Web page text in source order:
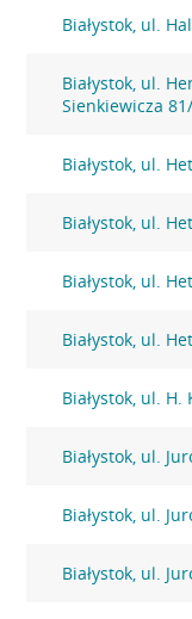
Białystok, ul.
Białystok, ul.
Sienkiewicza
Białystok, ul.
Białystok, ul.
Białystok, ul.
Białystok, ul.
Białystok, ul. H.
Białystok, ul.
Białystok, ul.
Białystok, ul.